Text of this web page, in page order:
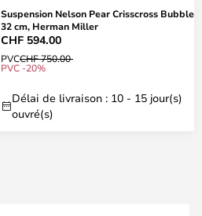
Suspension Nelson Pear Crisscross Bubble
32 cm, Herman Miller
CHF 594.00
PVCCHF 750.00
PVC -20%
Délai de livraison : 10 - 15 jour(s)
ouvré(s)